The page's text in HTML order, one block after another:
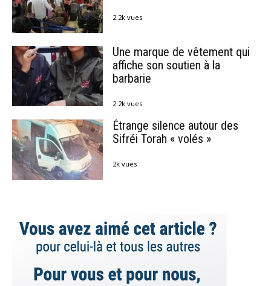
2.2k vues
Une marque de vêtement qui
affiche son soutien à la
barbarie
2.2k vues
Étrange silence autour des
Sifréi Torah « volés »
2k vues